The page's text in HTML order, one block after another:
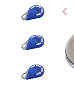
chevron_left